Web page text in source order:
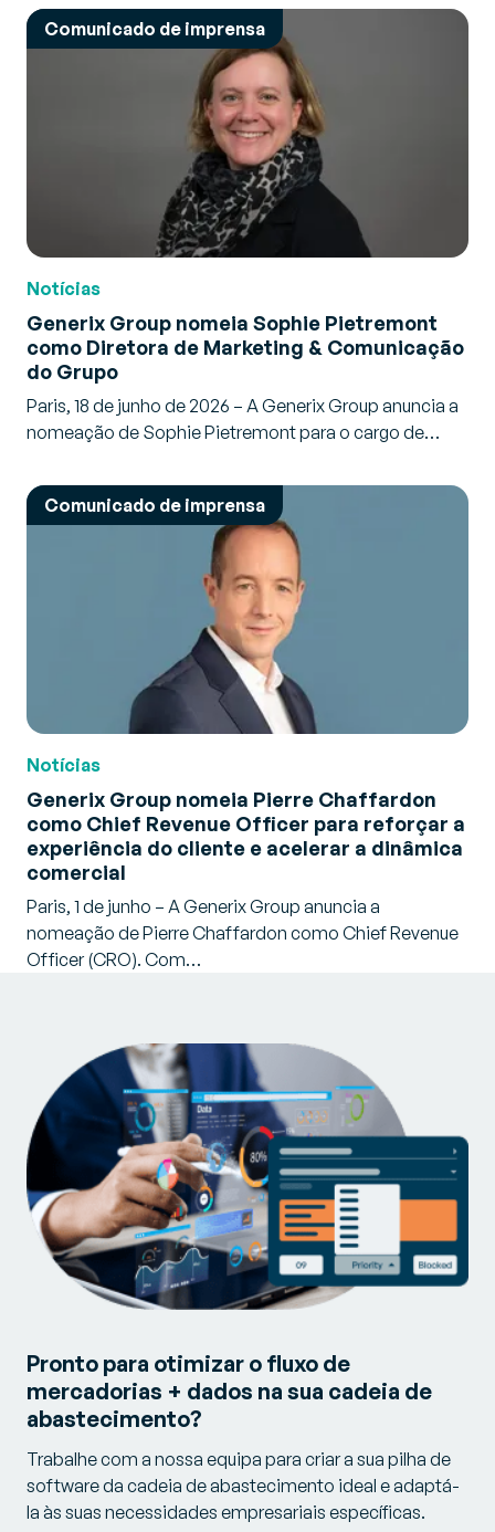
Comunicado de imprensa
Notícias
Generix Group nomeia Sophie Pietremont
como Diretora de Marketing & Comunicação
do Grupo
Paris, 18 de junho de 2026 – A Generix Group anuncia a
nomeação de Sophie Pietremont para o cargo de…
Comunicado de imprensa
Notícias
Generix Group nomeia Pierre Chaffardon
como Chief Revenue Officer para reforçar a
experiência do cliente e acelerar a dinâmica
comercial
Paris, 1 de junho – A Generix Group anuncia a
nomeação de Pierre Chaffardon como Chief Revenue
Officer (CRO). Com…
Pronto para otimizar o fluxo de
mercadorias + dados na sua cadeia de
abastecimento?
Trabalhe com a nossa equipa para criar a sua pilha de
software da cadeia de abastecimento ideal e adaptá-
la às suas necessidades empresariais específicas.